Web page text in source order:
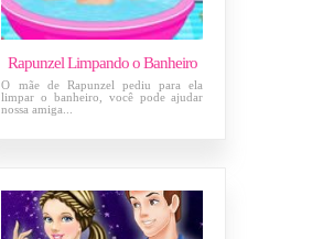
Rapunzel Limpando o Banheiro
O mãe de Rapunzel pediu para ela
limpar o banheiro, você pode ajudar
nossa amiga...